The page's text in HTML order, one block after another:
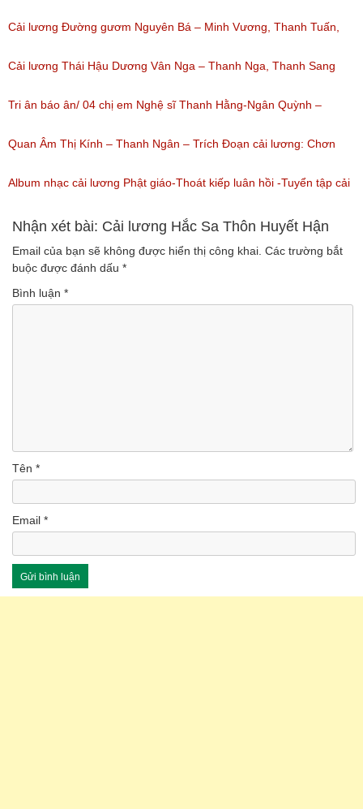
nghe: 1,059)
Cải lương Đường gươm Nguyên Bá – Minh Vương, Thanh Tuấn,
Thanh Kim Huệ, Chí Tâm, Thanh Sang
(Lượt nghe: 1,226)
Cải lương Thái Hậu Dương Vân Nga – Thanh Nga, Thanh Sang
nguyên tuồng
(Lượt nghe: 864)
Tri ân báo ân/ 04 chị em Nghệ sĩ Thanh Hằng-Ngân Quỳnh –
Thanh Ngọc – NSƯT Thanh Ngân
(Lượt nghe: 527)
Quan Âm Thị Kính – Thanh Ngân – Trích Đoạn cải lương: Chơn
Tâm 6
(Lượt nghe: 622)
Album nhạc cải lương Phật giáo-Thoát kiếp luân hồi -Tuyển tập cải
lương NSUT Thanh Ngân hay nhất
(Lượt nghe: 606)
Nhận xét bài: Cải lương Hắc Sa Thôn Huyết Hận
Email của bạn sẽ không được hiển thị công khai. Các trường bắt
buộc được đánh dấu *
Bình luận *
Tên *
Email *